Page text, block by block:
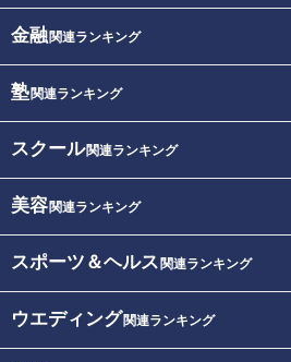
金融関連ランキング
塾関連ランキング
スクール関連ランキング
美容関連ランキング
スポーツ＆ヘルス 関連ランキング
ウエディング関連ランキング